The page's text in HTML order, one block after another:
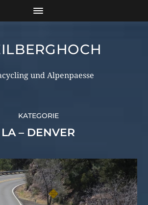
und Alpenpaesse
KATEGORIE
LA – DENVER